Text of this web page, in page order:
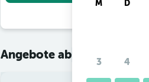
Angebote ab€ 90
M D
3 4